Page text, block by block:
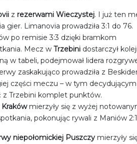
z rezerwami Wieczystej. I już ten
gier. Limanovia prowadziła 3:1 do 76.
po remisie 3:3 dzięki bramkom
Mecz w Trzebini dostarczył
w tabeli, podejmował lidera
zaskakująco prowadziła z
części meczu – w tym decydującym
z Trzebini komplet punktów.
mierzyły się z wyżej
pokonując rywali z Maniów
niepołomickiej Puszczy mierzyły